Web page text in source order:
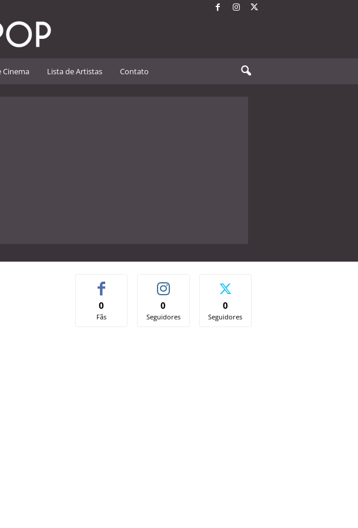
Cinema Lista de Artistas Contato
0
Fãs
0
Seguidores
0
Seguidores